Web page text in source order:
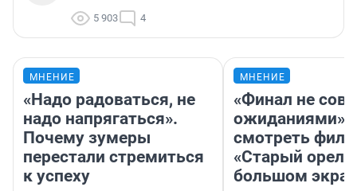
5 903 4
МНЕНИЕ
«Надо радоваться, не
надо напрягаться».
Почему зумеры
перестали стремиться
к успеху
МНЕНИЕ
«Финал не
ожиданиями»:
смотреть
«Старый орел»
большом